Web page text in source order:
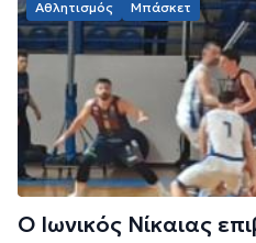
Αθλητισμός Μπάσκετ
Ο Ιωνικός Νίκαιας